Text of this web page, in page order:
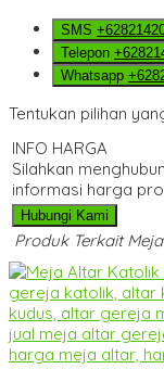
SMS
Telepon
Whatsapp
Tentukan pilihan
INFO HARGA
Silahkan
informasi harga
Hubungi Kami
Produk Terkait